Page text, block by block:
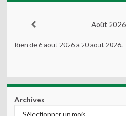
Août 2026
Rien de 6 août 2026 à 20 août 2026.
Archives